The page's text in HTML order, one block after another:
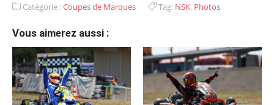
Catégorie :Coupes de Marques Tag: NSK, Photos
Vous aimerez aussi :